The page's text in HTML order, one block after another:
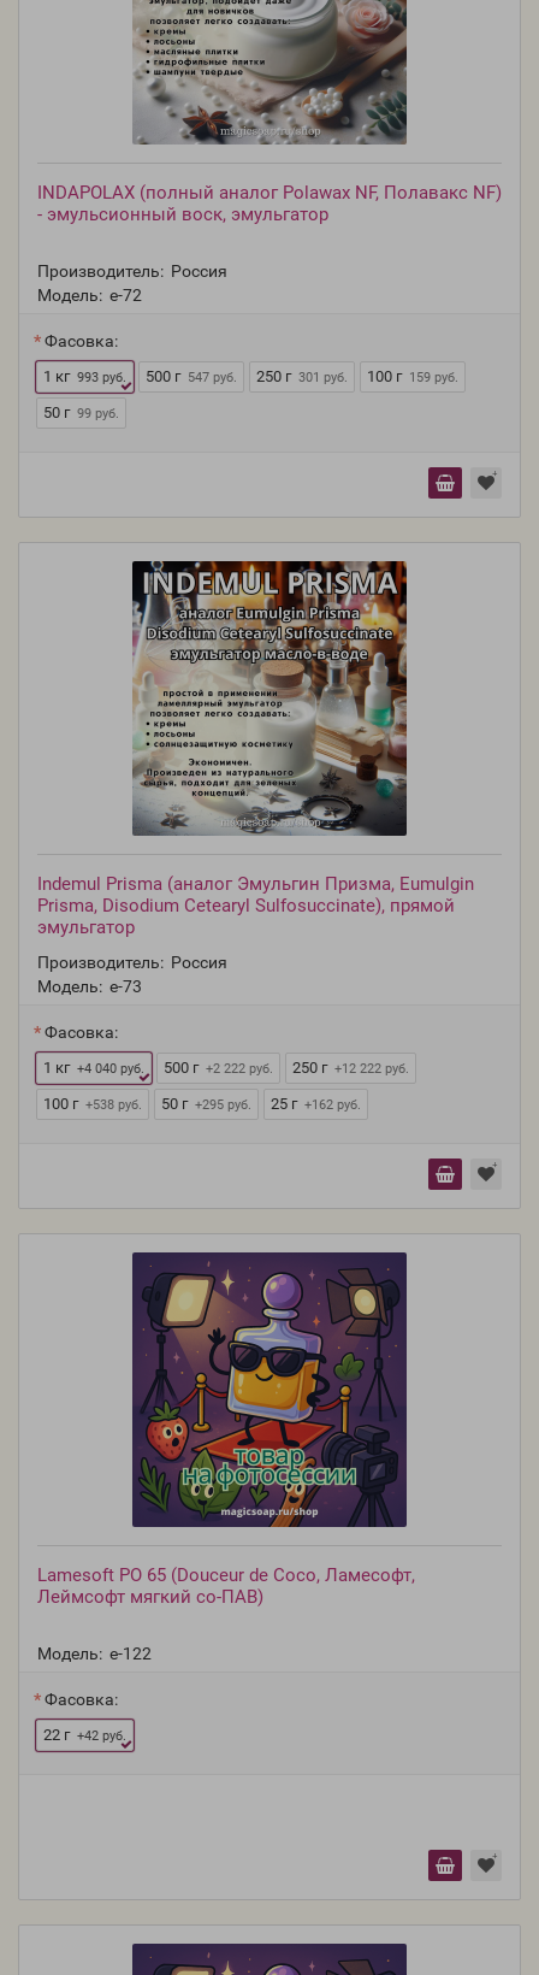
INDAPOLAX (полный аналог Polawax NF, Полавакс NF)
- эмульcионный воск, эмульгатор
Производитель: Россия
Модель: e-72
Фасовка:
1 кг 993 руб. 500 г 547 руб. 250 г 301 руб. 100 г 159 руб.
50 г 99 руб.
Indemul Prisma (аналог Эмульгин Призма, Eumulgin
Prisma, Disodium Cetearyl Sulfosuccinate), прямой
эмульгатор
Производитель: Россия
Модель: e-73
Фасовка:
1 кг +4 040 руб. 500 г +2 222 руб. 250 г +12 222 руб.
100 г +538 руб. 50 г +295 руб. 25 г +162 руб.
Lamesoft PO 65 (Douceur de Coco, Ламесофт,
Леймсофт мягкий со-ПАВ)
Модель: e-122
Фасовка:
22 г +42 руб.